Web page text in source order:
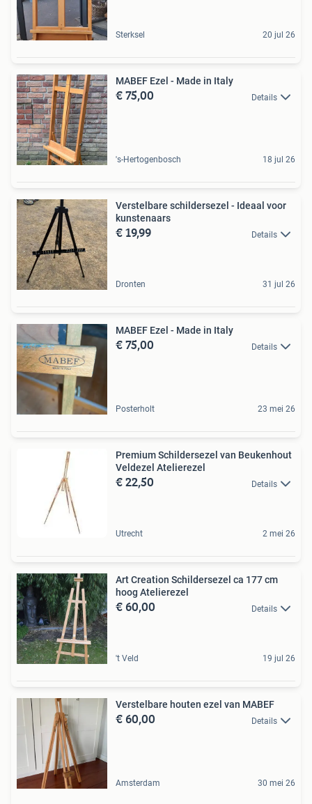
Sterksel 20 jul 26
MABEF Ezel - Made in Italy
€ 75,00 Details
's-Hertogenbosch 18 jul 26
Verstelbare schildersezel - Ideaal voor
kunstenaars
€ 19,99 Details
Dronten 31 jul 26
MABEF Ezel - Made in Italy
€ 75,00 Details
Posterholt 23 mei 26
Premium Schildersezel van Beukenhout
Veldezel Atelierezel
€ 22,50 Details
Utrecht 2 mei 26
Art Creation Schildersezel ca 177 cm
hoog Atelierezel
€ 60,00 Details
't Veld 19 jul 26
Verstelbare houten ezel van MABEF
€ 60,00 Details
Amsterdam 30 mei 26